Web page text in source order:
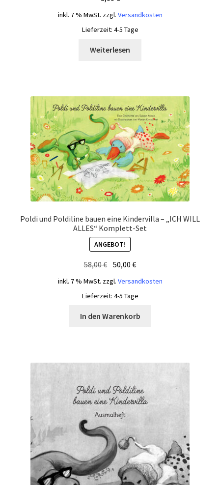
inkl. 7 % MwSt. zzgl. Versandkosten
Lieferzeit: 4-5 Tage
Weiterlesen
Poldi und Poldiline bauen eine Kindervilla – „ICH WILL
ALLES“ Komplett-Set
ANGEBOT!
58,00€ Ursprünglicher
war:
58,00 €
50,00€Aktueller
50,00 €.
inkl. 7 % MwSt. zzgl. Versandkosten
Lieferzeit: 4-5 Tage
In den Warenkorb